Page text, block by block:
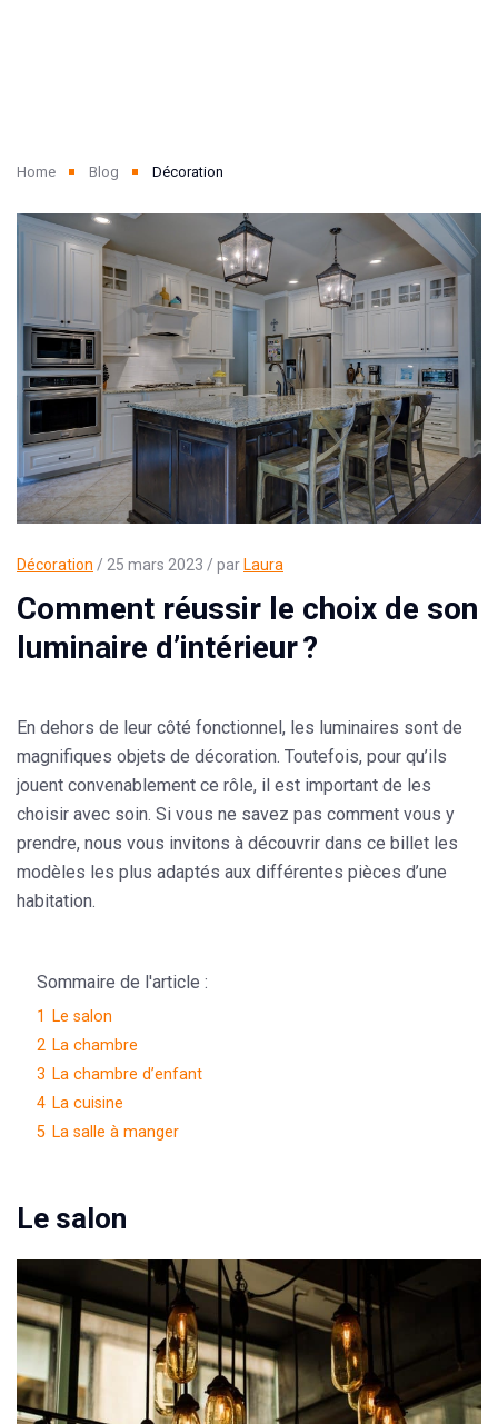
Home Blog Décoration
Décoration / 25 mars 2023 / parLaura
Comment réussir le choix de son
luminaire d’intérieur ?
En dehors de leur côté fonctionnel, les luminaires sont de
magnifiques objets de décoration. Toutefois, pour qu’ils
jouent convenablement ce rôle, il est important de les
choisir avec soin. Si vous ne savez pas comment vous y
prendre, nous vous invitons à découvrir dans ce billet les
modèles les plus adaptés aux différentes pièces d’une
habitation.
Sommaire de l'article :
1
Le salon
2 La chambre
3 La chambre d’enfant
4 La cuisine
5 La salle à manger
Le salon